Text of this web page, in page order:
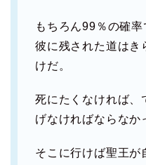
もちろん99％の確
彼に残された道はき
けだ。
死にたくなければ、
げなければならなか
そこに行けば聖王が